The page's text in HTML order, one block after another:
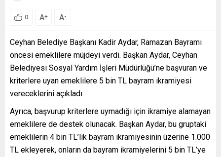
0 A+ A-
Ceyhan Belediye Başkanı Kadir Aydar, Ramazan Bayramı
öncesi emeklilere müjdeyi verdi. Başkan Aydar, Ceyhan
Belediyesi Sosyal Yardım İşleri Müdürlüğü’ne başvuran ve
kriterlere uyan emeklilere 5 bin TL bayram ikramiyesi
vereceklerini açıkladı.
Ayrıca, başvurup kriterlere uymadığı için ikramiye alamayan
emeklilere de destek olunacak. Başkan Aydar, bu gruptaki
emeklilerin 4 bin TL’lik bayram ikramiyesinin üzerine 1.000
TL ekleyerek, onların da bayram ikramiyelerini 5 bin TL’ye